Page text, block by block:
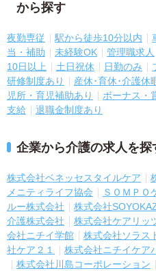
から探す
夜勤専従 駅から徒歩10分以内
当・補助
未経験OK 管理職求人
10日以上
土日祝休 日勤のみ
研修制度あり
産休･育休･介護休
児所・育児補助あり
ボーナス・
支給
退職金制度あり
企業から介護の求人を探
株式会社ベネッセスタイルケア
メニティライフ協会
ＳＯＭＰＯ
ルー株式会社
株式会社
介護株式会社
株式会社ケアリッ
会社ニチイ学館
株式会社ソラス
社ケア２１
株式会社ニチイケア
株式会社川島コーポレーション